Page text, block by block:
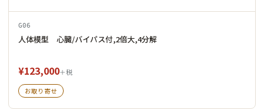
G06
人体模型 心臓/バイパス付,2倍大,4分解
¥123,000＋税
お取り寄せ